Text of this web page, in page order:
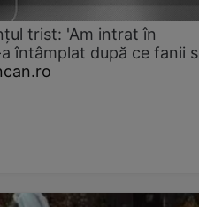
trist: 'Am intrat în
întâmplat după ce fanii